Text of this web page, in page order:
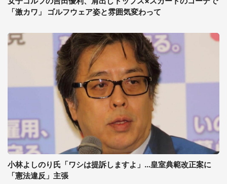
「激カワ」 ゴルフウェア姿と雰囲気変わって
小林よしのり氏「ワシは提訴しますよ」...皇室典範改正案に
「憲法違反」主張